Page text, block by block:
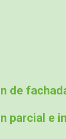
de
parcial e